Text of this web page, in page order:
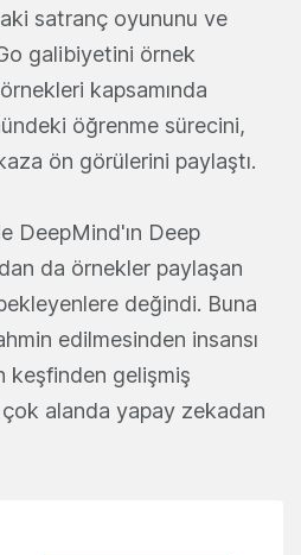
satranç oyununu ve
galibiyetini örnek
kapsamında
öğrenme sürecini,
ön görülerini paylaştı.
DeepMind'ın Deep
da örnekler paylaşan
değindi. Buna
edilmesinden insansı
keşfinden gelişmiş
alanda yapay zekadan